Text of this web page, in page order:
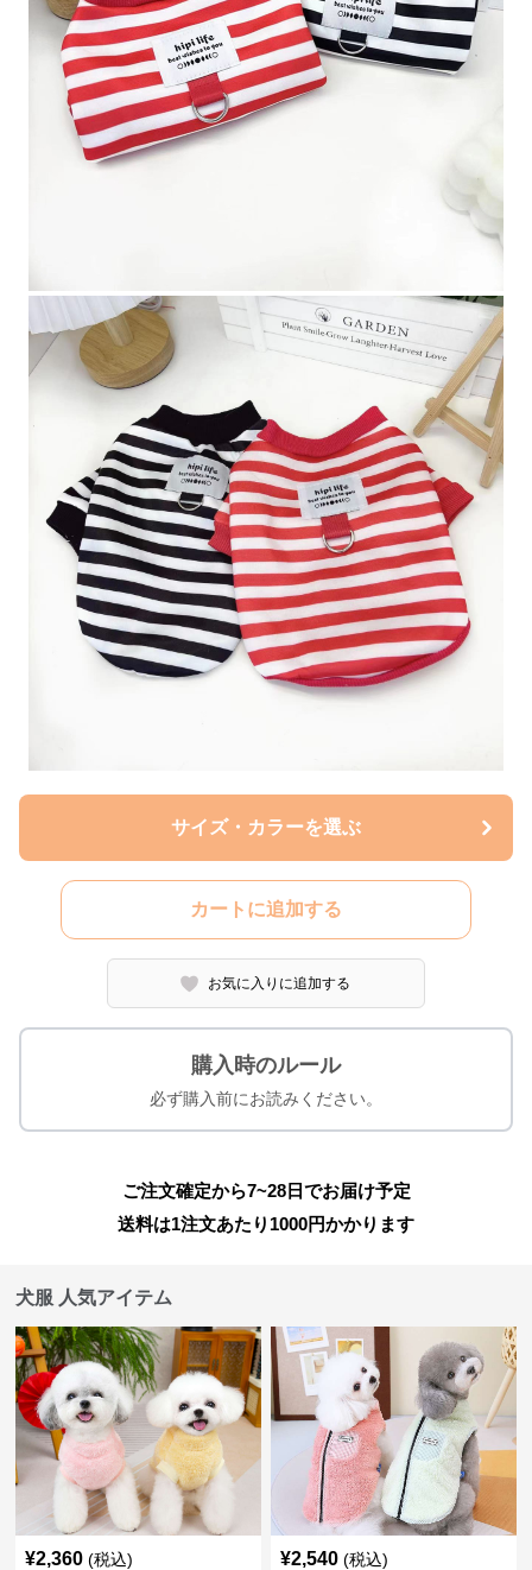
サイズ・カラーを選ぶ
カートに追加する
お気に入りに追加する
購入時のルール
必ず購入前にお読みください。
ご注文確定から7~28日でお届け予定
送料は1注文あたり 1000円かかります
犬服 人気アイテム
¥2,360 (税込) ¥2,540 (税込)